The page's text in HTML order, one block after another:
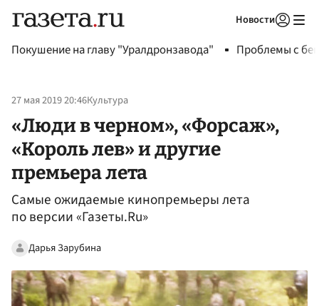
Новости
Покушение на главу "Уралдронзавода" Проблемы с
27 мая 2019 20:46Культура
«Люди в черном», «Форсаж»,
«Король лев» и другие
премьера лета
Самые ожидаемые кинопремьеры лета
по версии «Газеты.Ru»
Дарья Зарубина